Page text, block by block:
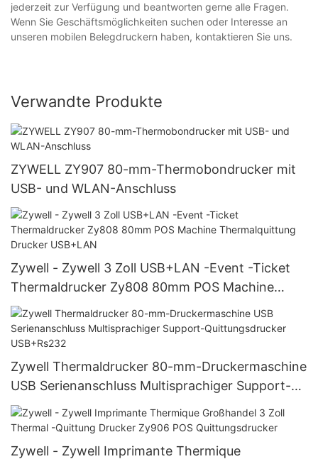
jederzeit zur Verfügung und beantworten gerne alle Fragen.
Wenn Sie Geschäftsmöglichkeiten suchen oder Interesse an
unseren mobilen Belegdruckern haben, kontaktieren Sie uns.
Verwandte Produkte
ZYWELL ZY907 80-mm-Thermobondrucker mit
USB- und WLAN-Anschluss
Zywell - Zywell 3 Zoll USB+LAN -Event -Ticket
Thermaldrucker Zy808 80mm POS Machine
Thermalquittung Drucker USB+LAN
Zywell Thermaldrucker 80-mm-Druckermaschine
USB Serienanschluss Multisprachiger Support-
Quittungsdrucker USB+Rs232
Zywell - Zywell Imprimante Thermique